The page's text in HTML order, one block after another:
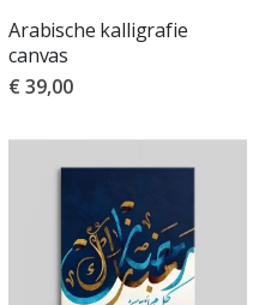
Arabische kalligrafie
canvas
€ 39,00